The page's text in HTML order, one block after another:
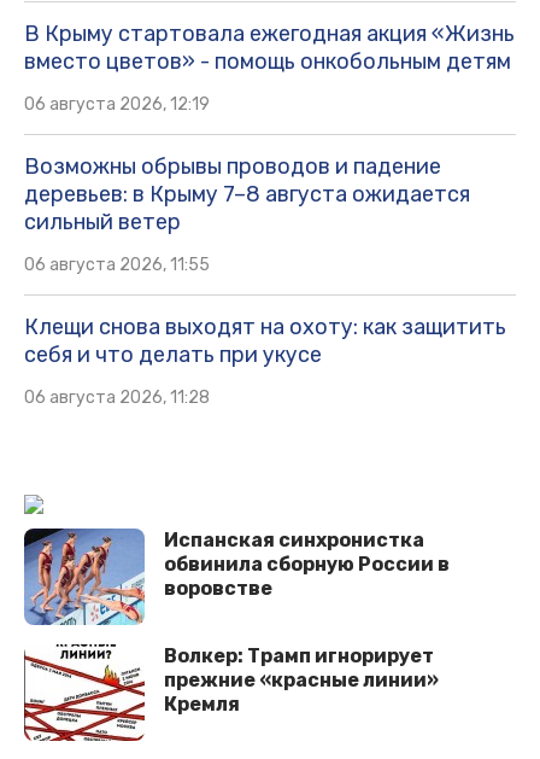
В Крыму стартовала ежегодная акция «Жизнь
вместо цветов» - помощь онкобольным детям
06 августа 2026, 12:19
Возможны обрывы проводов и падение
деревьев: в Крыму 7–8 августа ожидается
сильный ветер
06 августа 2026, 11:55
Клещи снова выходят на охоту: как защитить
себя и что делать при укусе
06 августа 2026, 11:28
Испанская синхронистка
обвинила сборную России в
воровстве
Волкер: Трамп игнорирует
прежние «красные линии»
Кремля